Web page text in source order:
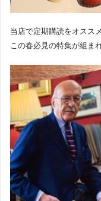
当店で定期購読をオスス
この春必見の特集が組ま